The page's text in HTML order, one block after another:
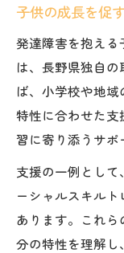
子供の成長を促
発達障害を抱え
は、長野県独自
ば、小学校や地
特性に合わせた
習に寄り添うサポ
支援の一例とし
ーシャルスキル
あります。これ
分の特性を理解し